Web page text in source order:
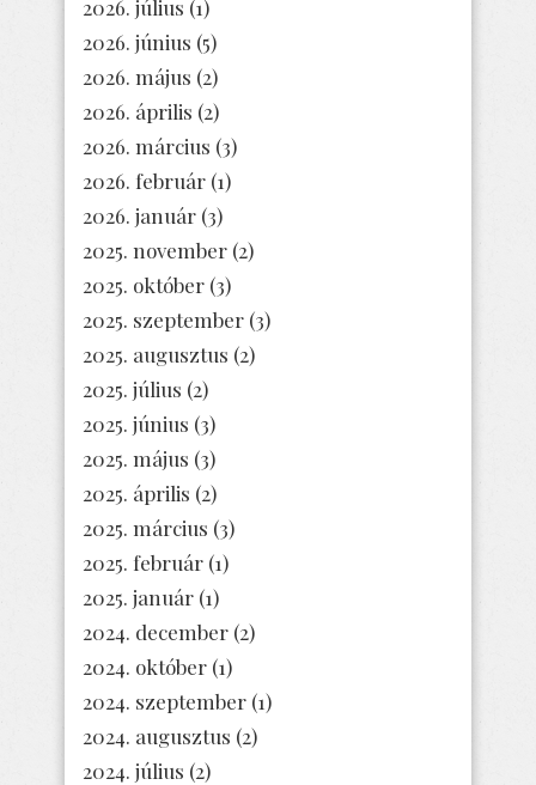
2026. július (1)
2026. június (5)
2026. május (2)
2026. április (2)
2026. március (3)
2026. február (1)
2026. január (3)
2025. november (2)
2025. október (3)
2025. szeptember (3)
2025. augusztus (2)
2025. július (2)
2025. június (3)
2025. május (3)
2025. április (2)
2025. március (3)
2025. február (1)
2025. január (1)
2024. december (2)
2024. október (1)
2024. szeptember (1)
2024. augusztus (2)
2024. július (2)